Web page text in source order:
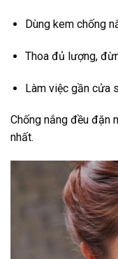
Dùng kem chống
Thoa đủ lượng,
Làm việc gần cửa
Chống nắng đều đặn
nhất.